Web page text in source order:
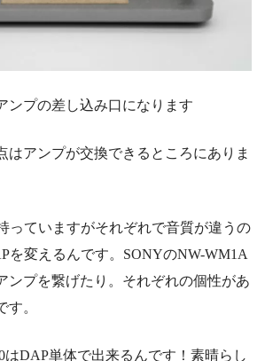
ンプの差し込み口になります
はアンプが交換できる ところにありま
っていますがそれぞれで音質が違うの
を変えるんです。SONYのNW-WM1A
ンプを繋げたり。それぞれの個性があ
す。
はDAP単体で出来るんです！素晴らし